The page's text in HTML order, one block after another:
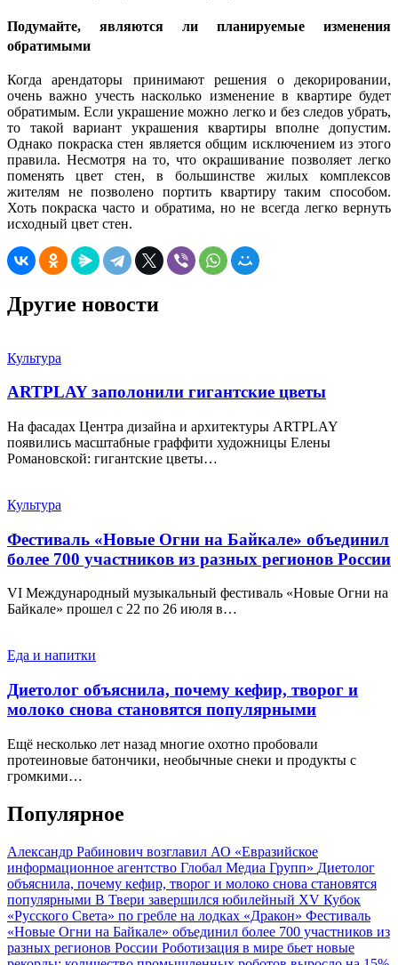
Подумайте, являются ли планируемые изменения
обратимыми
Когда арендаторы принимают решения о декорировании,
очень важно учесть насколько изменение в квартире будет
обратимым. Если украшение можно легко и без следов убрать,
то такой вариант украшения квартиры вполне допустим.
Однако покраска стен является общим исключением из этого
правила. Несмотря на то, что окрашивание позволяет легко
поменять цвет стен, в большинстве жилых комплексов
жителям не позволено портить квартиру таким способом.
Хоть покраска часто и обратима, но не всегда легко вернуть
исходный цвет стен.
Другие новости
Культура
ARTPLAY заполонили гигантские цветы
На фасадах Центра дизайна и архитектуры ARTPLAY
появились масштабные граффити художницы Елены
Романовской: гигантские цветы…
Культура
Фестиваль «Новые Огни на Байкале» объединил
более 700 участников из разных регионов России
VI Международный музыкальный фестиваль «Новые Огни на
Байкале» прошел с 22 по 26 июля в…
Еда и напитки
Диетолог объяснила, почему кефир, творог и
молоко снова становятся популярными
Ещё несколько лет назад многие охотно пробовали
протеиновые батончики, необычные снеки и продукты с
громкими…
Популярное
Александр Рабинович возглавил АО «Евразийское
информационное агентство Глобал Медиа Групп» Диетолог
объяснила, почему кефир, творог и молоко снова становятся
популярными В Твери завершился юбилейный XV Кубок
«Русского Света» по гребле на лодках «Дракон» Фестиваль
«Новые Огни на Байкале» объединил более 700 участников из
разных регионов России Роботизация в мире бьет новые